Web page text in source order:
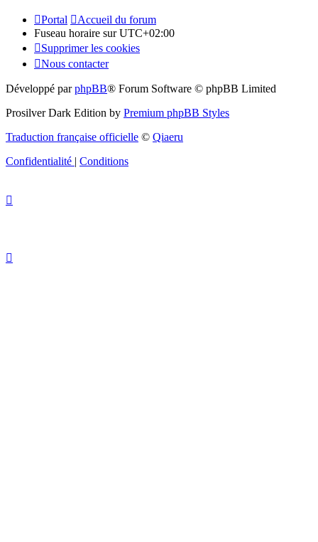
Portal
Accueil du forum
Fuseau horaire surUTC+02:00
Supprimer les cookies
Nous contacter
Développé parphpBB® Forum Software © phpBB Limited
Prosilver Dark Edition by Premium phpBB Styles
Traduction française officielle © Qiaeru
Confidentialité | Conditions